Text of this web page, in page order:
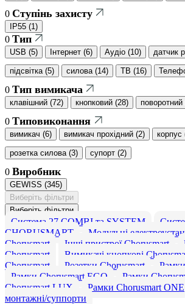
0 Ступінь захисту
IP55 (1)
0 Тип
USB (5) Інтернет (6) Аудіо (10) датчик
підсвітка (5) силова (14) ТВ (16)
0 Тип вимикача
клавішний (72) кнопковий (28) поворотний
0 Типовиконання
вимикач (6) вимикач прохідний (2) корпус
розетка силова (3) супорт (2)
0 Виробник
GEWISS (345)
Виберіть фільтри
Виберіть фільтри
Система 27 COMBI та SYSTEM
CHORUSMART
Модульні
Chorusmart
Інші пристрої Chorusmart
Chorusmart
Вимикачі кнопкові
Chorusmart
Розетки Chorusmart
Рамки Chorusmart EGO
Рамки
Chorusmart LUX
Рамки Chorusmart ONE
монтажні/суппорти